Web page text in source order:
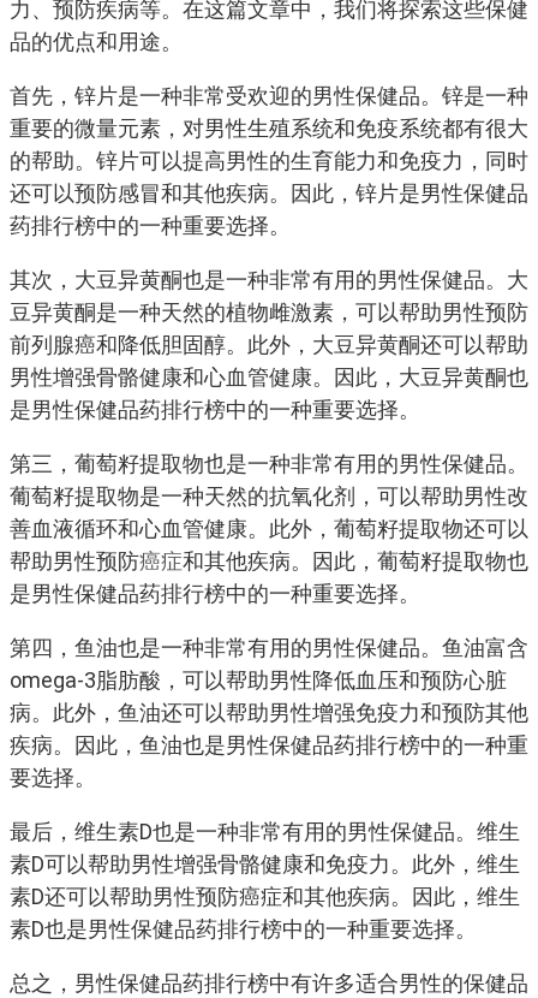
力、预防疾病等。在这篇文章中，我们将探索这些保健
品的优点和用途。
首先，锌片是一种非常受欢迎的男性保健品。锌是一种
重要的微量元素，对男性生殖系统和免疫系统都有很大
的帮助。锌片可以提高男性的生育能力和免疫力，同时
还可以预防感冒和其他疾病。因此，锌片是男性保健品
药排行榜中的一种重要选择。
其次，大豆异黄酮也是一种非常有用的男性保健品。大
豆异黄酮是一种天然的植物雌激素，可以帮助男性预防
前列腺癌和降低胆固醇。此外，大豆异黄酮还可以帮助
男性增强骨骼健康和心血管健康。因此，大豆异黄酮也
是男性保健品药排行榜中的一种重要选择。
第三，葡萄籽提取物也是一种非常有用的男性保健品。
葡萄籽提取物是一种天然的抗氧化剂，可以帮助男性改
善血液循环和心血管健康。此外，葡萄籽提取物还可以
帮助男性预防癌症和其他疾病。因此，葡萄籽提取物也
是男性保健品药排行榜中的一种重要选择。
第四，鱼油也是一种非常有用的男性保健品。鱼油富含
omega-3脂肪酸，可以帮助男性降低血压和预防心脏
病。此外，鱼油还可以帮助男性增强免疫力和预防其他
疾病。因此，鱼油也是男性保健品药排行榜中的一种重
要选择。
最后，维生素D也是一种非常有用的男性保健品。维生
素D可以帮助男性增强骨骼健康和免疫力。此外，维生
素D还可以帮助男性预防癌症和其他疾病。因此，维生
素D也是男性保健品药排行榜中的一种重要选择。
总之，男性保健品药排行榜中有许多适合男性的保健品